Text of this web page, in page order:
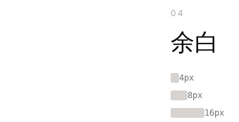
04
余白
4px
8px
16px